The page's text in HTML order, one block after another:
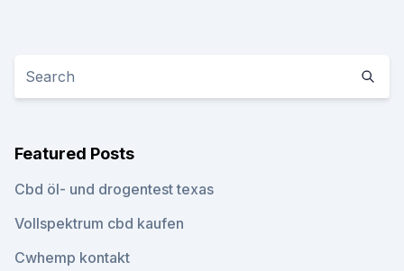
Featured Posts
Cbd öl- und drogentest texas
Vollspektrum cbd kaufen
Cwhemp kontakt